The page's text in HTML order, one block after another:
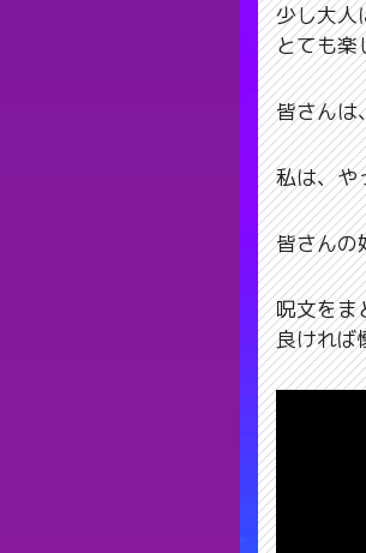
少し大人
とても楽
皆さんは
私は、や
皆さんの
呪文をま
良ければ